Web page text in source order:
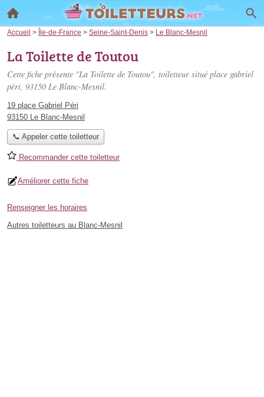
Accueil > Île-de-France > Seine-Saint-Denis > Le Blanc-Mesnil
La Toilette de Toutou
Cette fiche présente "La Toilette de Toutou", toiletteur situé place gabriel
péri, 93150 Le Blanc-Mesnil.
19 place Gabriel Péri
93150 Le Blanc-Mesnil
📞 Appeler cette toiletteur
Recommander cette toiletteur
Améliorer cette fiche
Renseigner les horaires
Autres toiletteurs au Blanc-Mesnil